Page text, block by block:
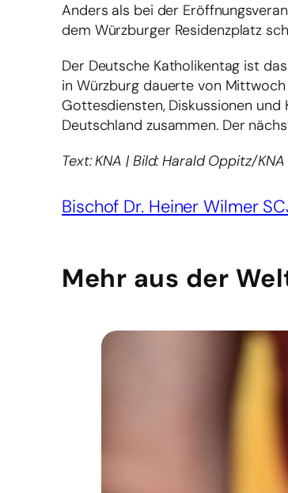
Anders als bei der
dem Würzburger Residenzplatz
Der Deutsche Katholikentag ist
in Würzburg dauerte von
Gottesdiensten, Diskussionen
Deutschland zusammen. Der
Text: KNA | Bild: Harald Oppitz/KNA
Bischof Dr. Heiner Wilmer
Mehr aus der